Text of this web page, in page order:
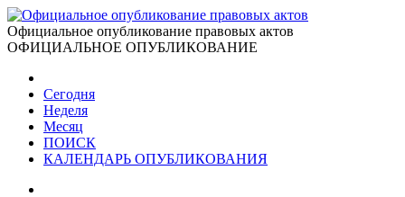
Официальное опубликование правовых актов
ОФИЦИАЛЬНОЕ ОПУБЛИКОВАНИЕ
Сегодня
Неделя
Месяц
ПОИСК
КАЛЕНДАРЬ ОПУБЛИКОВАНИЯ